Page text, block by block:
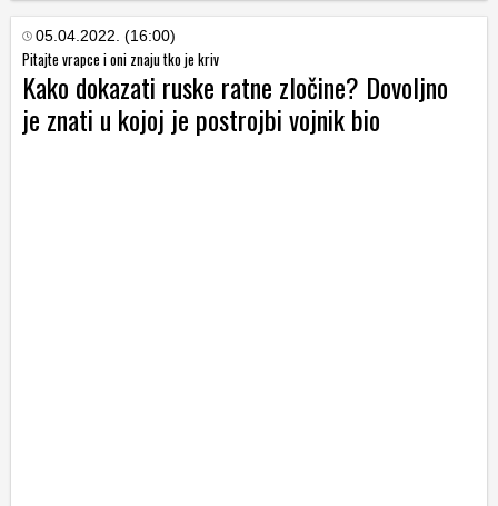
05.04.2022. (16:00)
Pitajte vrapce i oni znaju tko je kriv
Kako dokazati ruske ratne zločine? Dovoljno
je znati u kojoj je postrojbi vojnik bio